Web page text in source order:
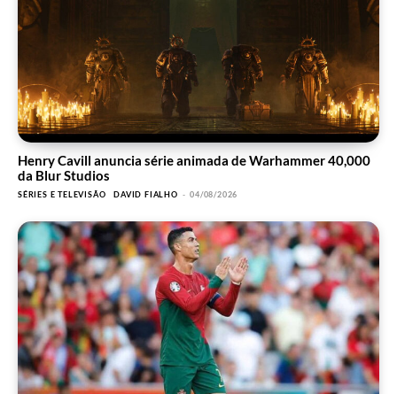
Henry Cavill anuncia série animada de Warhammer 40,000
da Blur Studios
SÉRIES E TELEVISÃO DAVID FIALHO - 04/08/2026